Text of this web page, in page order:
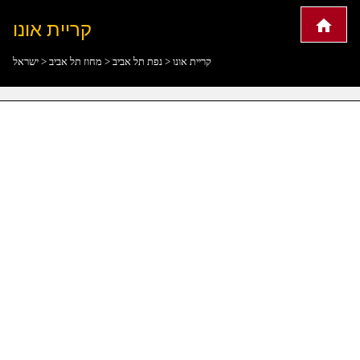
קריית אונו
ישראל > מחוז תל אביב > נפת תל אביב > קריית אונו